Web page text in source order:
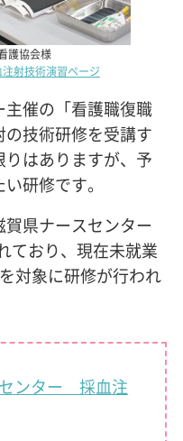
護協会様
射技術演習ページ
催の「看護職復職
技術研修を受講す
はありますが、予
研修です。
県ナースセンター
ており、現在未就業
対象に研修が行われ
ンター 採血注